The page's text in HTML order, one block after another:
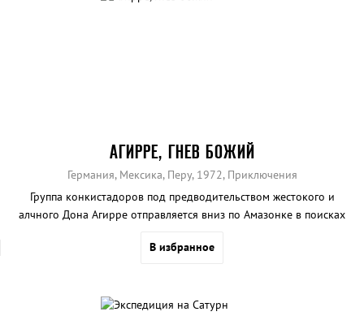
АГИРРЕ, ГНЕВ БОЖИЙ
Германия, Мексика, Перу, 1972, Приключения
Группа конкистадоров под предводительством жестокого и
алчного Дона Агирре отправляется вниз по Амазонке в поисках
В избранное